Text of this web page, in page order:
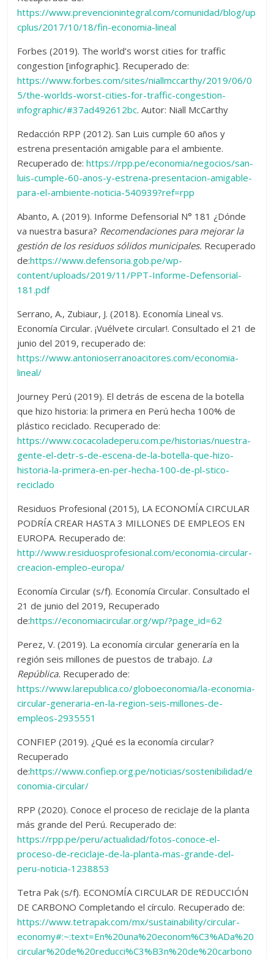
https://www.prevencionintegral.com/comunidad/blog/up
cplus/2017/10/18/fin-economia-lineal
Forbes (2019). The world’s worst cities for traffic
congestion [infographic]. Recuperado de:
https://www.forbes.com/sites/niallmccarthy/2019/06/0
5/the-worlds-worst-cities-for-traffic-congestion-
infographic/#37ad492612bc. Autor: Niall McCarthy
Redacción RPP (2012). San Luis cumple 60 años y
estrena presentación amigable para el ambiente.
Recuperado de:https://rpp.pe/economia/negocios/san-
luis-cumple-60-anos-y-estrena-presentacion-amigable-
para-el-ambiente-noticia-540939?ref=rpp
Abanto, A. (2019). Informe Defensorial N° 181 ¿Dónde
va nuestra basura? Recomendaciones para mejorar la
gestión de los residuos sólidos municipales. Recuperado
de:https://www.defensoria.gob.pe/wp-
content/uploads/2019/11/PPT-Informe-Defensorial-
181.pdf
Serrano, A., Zubiaur, J. (2018). Economía Lineal vs.
Economía Circular. ¡Vuélvete circular!. Consultado el 21 de
junio del 2019, recuperado de:
https://www.antonioserranoacitores.com/economia-
lineal/
Journey Perú (2019). El detrás de escena de la botella
que hizo historia: la primera en Perú hecha 100% de
plástico reciclado. Recuperado de:
https://www.cocacoladeperu.com.pe/historias/nuestra-
gente-el-detr-s-de-escena-de-la-botella-que-hizo-
historia-la-primera-en-per-hecha-100-de-pl-stico-
reciclado
Residuos Profesional (2015), LA ECONOMÍA CIRCULAR
PODRÍA CREAR HASTA 3 MILLONES DE EMPLEOS EN
EUROPA. Recuperado de:
http://www.residuosprofesional.com/economia-circular-
creacion-empleo-europa/
Economía Circular (s/f). Economía Circular. Consultado el
21 de junio del 2019, Recuperado
de:https://economiacircular.org/wp/?page_id=62
Perez, V. (2019). La economía circular generaría en la
región seis millones de puestos de trabajo. La
República. Recuperado de:
https://www.larepublica.co/globoeconomia/la-economia-
circular-generaria-en-la-region-seis-millones-de-
empleos-2935551
CONFIEP (2019). ¿Qué es la economía circular?
Recuperado
de:https://www.confiep.org.pe/noticias/sostenibilidad/e
conomia-circular/
RPP (2020). Conoce el proceso de reciclaje de la planta
más grande del Perú. Recuperado de:
https://rpp.pe/peru/actualidad/fotos-conoce-el-
proceso-de-reciclaje-de-la-planta-mas-grande-del-
peru-noticia-1238853
Tetra Pak (s/f). ECONOMÍA CIRCULAR DE REDUCCIÓN
DE CARBONO Completando el círculo. Recuperado de:
https://www.tetrapak.com/mx/sustainability/circular-
economy#:~:text=En%20una%20econom%C3%ADa%20
circular%20de%20reducci%C3%B3n%20de%20carbono